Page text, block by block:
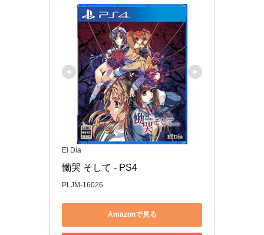
El Dia
慟哭 そして - PS4
PLJM-16026
Amazonで見る